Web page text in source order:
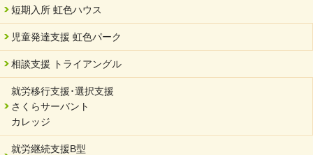
短期入所 虹色ハウス
児童発達支援 虹色パーク
相談支援 トライアングル
就労移行支援･選択支援
さくらサーバント
カレッジ
就労継続支援B型